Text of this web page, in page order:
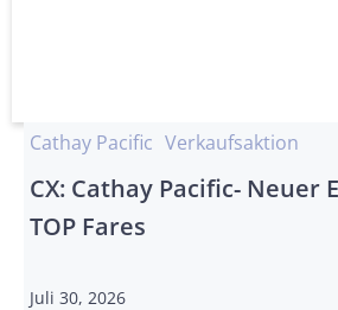
Cathay Pacific Verkaufsaktion
CX: Cathay Pacific- Neuer
TOP Fares
Juli 30, 2026